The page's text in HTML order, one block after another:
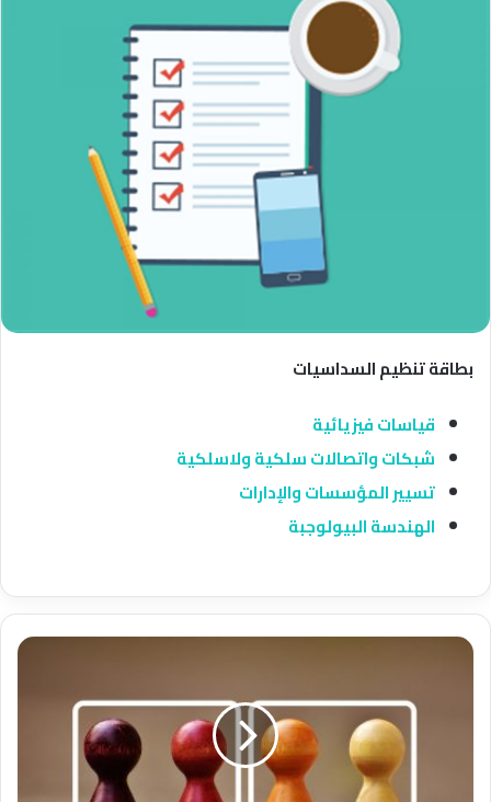
بطاقة تنظيم السداسيات
قياسات فيزيائية
شبكات واتصالات سلكية ولاسلكية
تسيير المؤسسات والإدارات
الهندسة البيولوجبة